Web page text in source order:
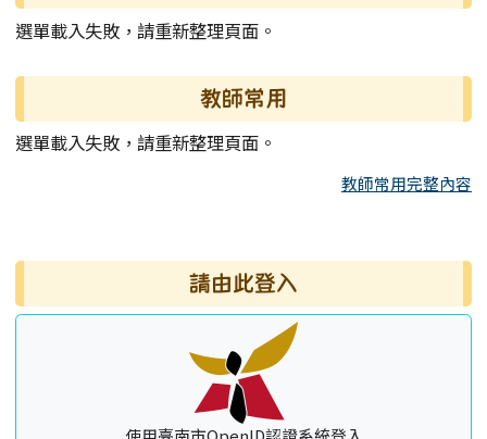
選單載入失敗，請重新整理頁面。
教師常用
選單載入失敗，請重新整理頁面。
教師常用完整內容
右邊區域內容 請由此登入